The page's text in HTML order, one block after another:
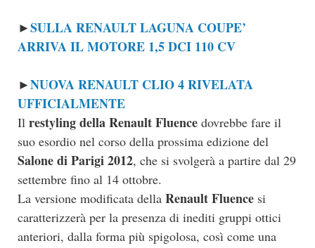
►SULLA RENAULT LAGUNA COUPE’
ARRIVA IL MOTORE 1,5 DCI 110 CV
►NUOVA RENAULT CLIO 4 RIVELATA
UFFICIALMENTE
Il restyling della Renault Fluence dovrebbe fare il
suo esordio nel corso della prossima edizione del
Salone di Parigi 2012, che si svolgerà a partire dal 29
settembre fino al 14 ottobre.
La versione modificata della Renault Fluence si
caratterizzerà per la presenza di inediti gruppi ottici
anteriori, dalla forma più spigolosa, così come una